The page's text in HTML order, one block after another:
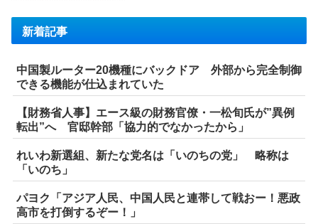
新着記事
中国製ルーター20機種にバックドア 外部から完全制御
できる機能が仕込まれていた
【財務省人事】エース級の財務官僚・一松旬氏が”異例
転出”へ 官邸幹部「協力的でなかったから」
れいわ新選組、新たな党名は「いのちの党」 略称は
「いのち」
パヨク「アジア人民、中国人民と連帯して戦おー！悪政
高市を打倒するぞー！」